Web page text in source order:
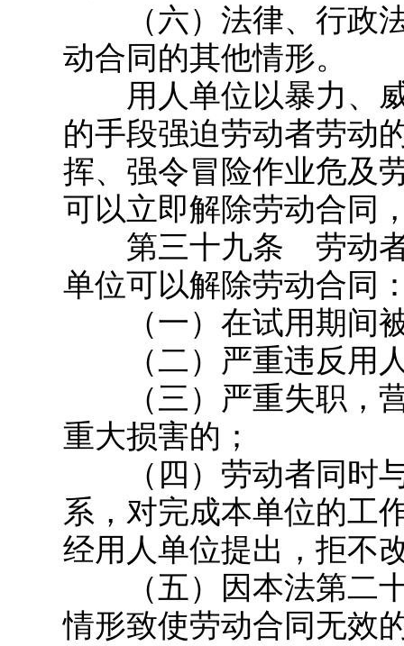
（六）法律、行政法
动合同的其他情形。
用人单位以暴力、威
的手段强迫劳动者劳动
挥、强令冒险作业危及
可以立即解除劳动合同
第三十九条 劳动者
单位可以解除劳动合同
（一）在试用期间被
（二）严重违反用人
（三）严重失职，营
重大损害的；
（四）劳动者同时与
系，对完成本单位的工
经用人单位提出，拒不
（五）因本法第二十
情形致使劳动合同无效